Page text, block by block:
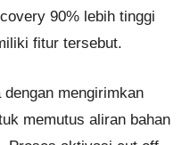
90% lebih tinggi
fitur tersebut.
mengirimkan
memutus aliran bahan